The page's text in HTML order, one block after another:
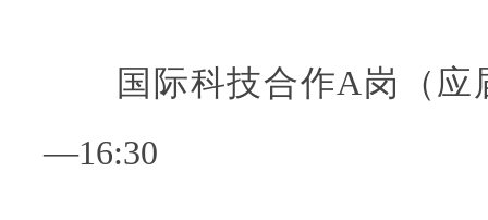
国际科技合作A岗（应
—16:30